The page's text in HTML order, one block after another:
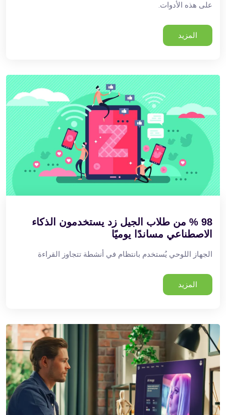
على هذه الأدوات.
المزيد
98 % من طلاب الجيل زد يستخدمون الذكاء
الاصطناعي مساندًا يوميًا
الجهاز اللوحي يُستخدم بانتظام في أنشطة تتجاوز القراءة
المزيد